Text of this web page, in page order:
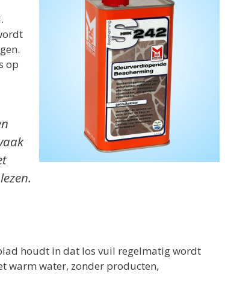
op
houdt in dat los vuil regelmatig wordt
warm water, zonder producten,